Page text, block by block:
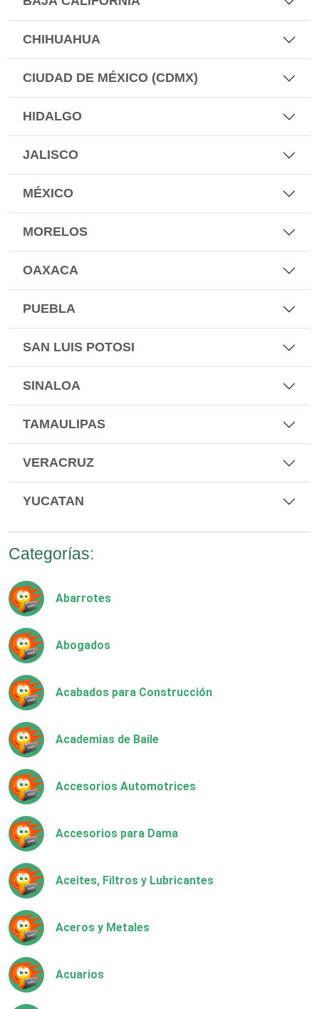
CHIHUAHUA
CIUDAD DE MÉXICO (CDMX)
HIDALGO
JALISCO
MÉXICO
MORELOS
OAXACA
PUEBLA
SAN LUIS POTOSI
SINALOA
TAMAULIPAS
VERACRUZ
YUCATAN
Categorías:
Abarrotes
Abogados
Acabados para Construcción
Academias de Baile
Accesorios Automotrices
Accesorios para Dama
Aceites, Filtros y Lubricantes
Aceros y Metales
Acuarios